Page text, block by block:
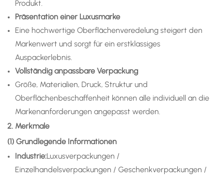
Produkt.
Präsentation einer Luxusmarke
Eine hochwertige Oberflächenveredelung steigert den
Markenwert und sorgt für ein erstklassiges
Auspackerlebnis.
Vollständig anpassbare Verpackung
Größe, Materialien, Druck, Struktur und
Oberflächenbeschaffenheit können alle individuell an die
Markenanforderungen angepasst werden.
2. Merkmale
(1) Grundlegende Informationen
Industrie:Luxusverpackungen /
Einzelhandelsverpackungen / Geschenkverpackungen /